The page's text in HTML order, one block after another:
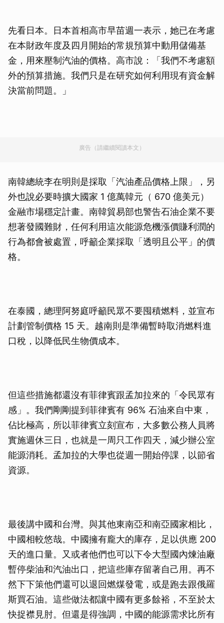
先看日本。日本首相高市早苗週一表示，她已在考慮
在本財政年度及四月開始的常規預算中動用儲備基
金，用來壓制汽油的價格。高市說：「我們不考慮額
外的預算措施。我們只是在研究如何利用現有資金解
決當前問題。」
廣告（請繼續閱讀本文）
南韓總統李在明則是採取「汽油產品價格上限」，另
外也說必要時擴大國家 1 億萬韓元（ 670 億美元）
金融市場穩定計畫。南韓貿易部也警告石油企業不要
想著發國難財，任何利用這次能源危機漲價賺利潤的
行為都會被處置，呼籲企業採取「透明且公平」的價
格。
在泰國，總理阿努庭呼籲民眾不要囤積燃料，並宣布
計劃管制價格 15 天。越南則是準備暫時取消燃料進
口稅，以降低民生物價成本。
但這些措施都還沒有菲律賓跟孟加拉來的「令民眾有
感」。我們剛剛提到菲律賓有 96% 石油來自中東，
佔比極高，所以菲律賓立刻宣布，大多數公務人員將
實施週休三日，也就是一周只工作四天，減少辦公室
能源消耗。孟加拉的大學也從週一開始停課，以節省
資源。
最後講中國和台灣。與其他東南亞和南亞國家相比，
中國相較悠哉。中國擁有龐大的庫存，足以供應 200
天的進口量。又或者他們也可以下令大型國內煉油廠
暫停柴油和汽油出口，把這些庫存留著自己用。再不
然下下策他們還可以退回燃煤發電，或是跑去跟俄羅
斯買石油。這些做法都讓中國有更多餘裕，不至於太
快捉襟見肘。但還是得強調，中國的能源需求比所有